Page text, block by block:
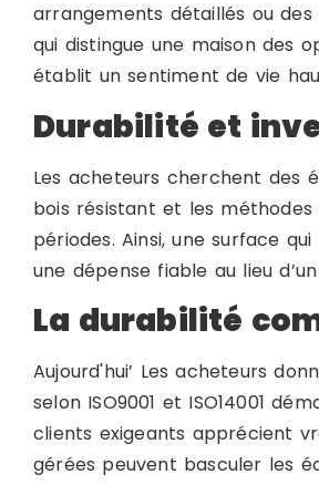
arrangements détaillés ou
qui distingue une maison des
établit un sentiment de vie
Durabilité et
Les acheteurs cherchent des
bois résistant et les
périodes. Ainsi, une surface
une dépense fiable au lieu
La durabilité
Aujourd'hui’ Les acheteurs
selon ISO9001 et ISO14001
clients exigeants apprécient
gérées peuvent basculer les